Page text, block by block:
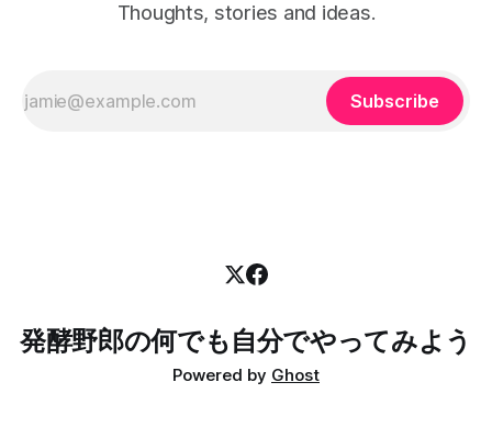
用枠で練習もできるよって聞いて、10月からは毎月一度三時
Thoughts, stories and ideas.
Subscribe
発酵野郎の何でも自分でやってみよう
Powered by Ghost